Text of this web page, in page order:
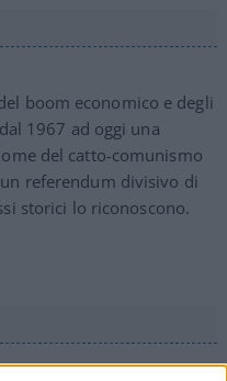
boom economico e degli
1967 ad oggi una
del catto-comunismo
referendum divisivo di
storici lo riconoscono.